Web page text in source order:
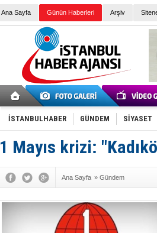
Ana Sayfa Günün Haberleri Arşiv
İSTANBULHABER GÜNDEM SİYASET
1 Mayıs krizi:
Ana Sayfa » Gündem